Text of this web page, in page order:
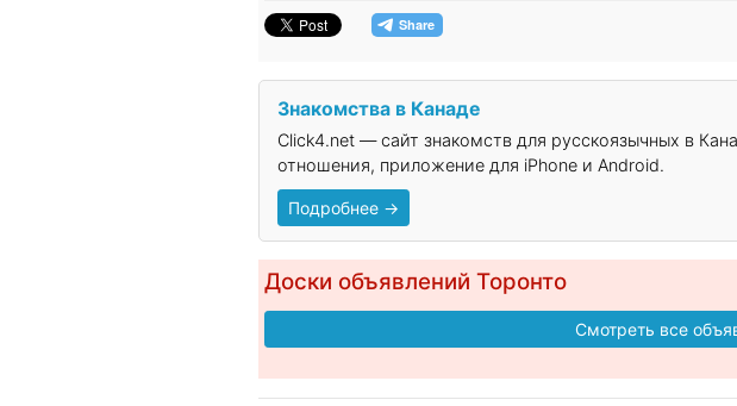
Знакомства в Канаде
Click4.net — сайт знакомств для русскоязычных в
отношения, приложение для iPhone и Android.
Подробнее →
Доски объявлений Торонто
Смотреть все